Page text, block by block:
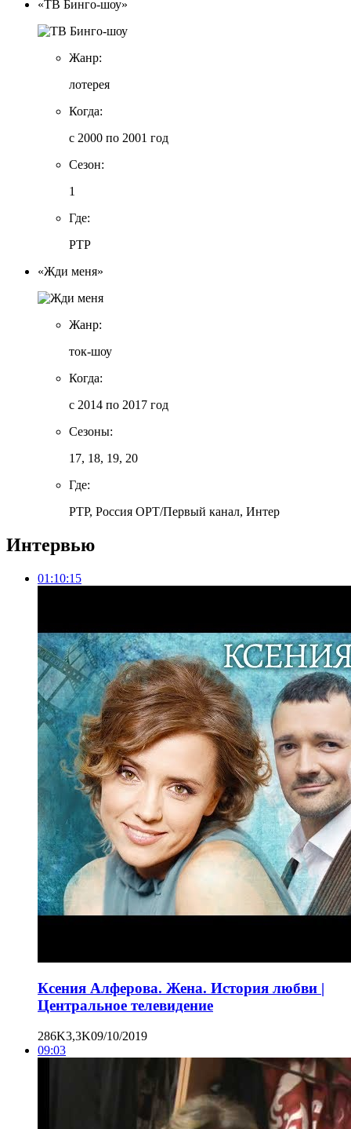
«ТВ Бинго-шоу»
Жанр:
лотерея
Когда:
с 2000 по 2001 год
Сезон:
1
Где:
РТР
«Жди меня»
Жанр:
ток-шоу
Когда:
с 2014 по 2017 год
Сезоны:
17, 18, 19, 20
Где:
РТР, Россия ОРТ/Первый канал, Интер
Интервью
01:10:15
Ксения Алферова. Жена. История любви |
Центральное телевидение
286K3,3K09/10/2019
09:03